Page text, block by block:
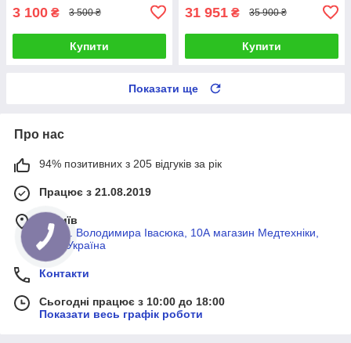
3 100 ₴ 3 500 ₴
Купити
31 951 ₴ 35 900 ₴
Купити
Показати ще
Про нас
94% позитивних з 205 відгуків за рік
Працює з 21.08.2019
м. Київ
просп. Володимира Івасюка, 10А магазин Медтехніки,
Київ, Україна
Контакти
Сьогодні працює з 10:00 до 18:00
Показати весь графік роботи